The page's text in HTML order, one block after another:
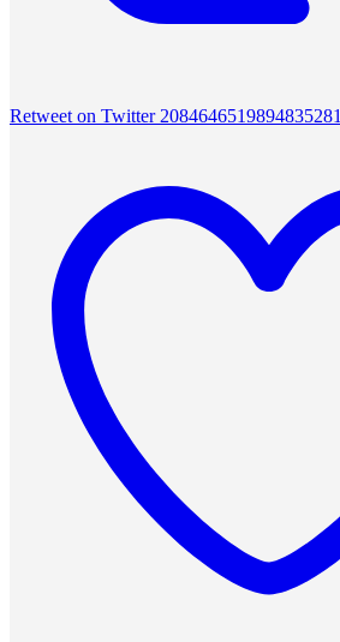
Retweet on Twitter 2084646519894835281